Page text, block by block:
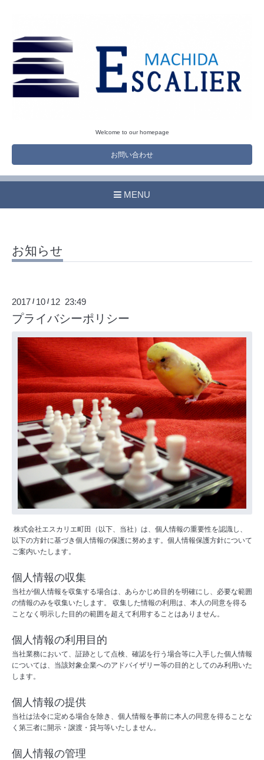
Welcome to our homepage
お問い合わせ
MENU
お知らせ
2017 / 10 / 12 23:49
プライバシーポリシー
株式会社エスカリエ町田（以下、当社）は、個人情報の重要性を認識し、
以下の方針に基づき個人情報の保護に努めます。個人情報保護方針について
ご案内いたします。
個人情報の収集
当社が個人情報を収集する場合は、あらかじめ目的を明確にし、必要な範囲
の情報のみを収集いたします。 収集した情報の利用は、本人の同意を得る
ことなく明示した目的の範囲を超えて利用することはありません。
個人情報の利用目的
当社業務において、証跡として点検、確認を行う場合等に入手した個人情報
については、当該対象企業へのアドバイザリー等の目的としてのみ利用いた
します。
個人情報の提供
当社は法令に定める場合を除き、個人情報を事前に本人の同意を得ることな
く第三者に開示・譲渡・貸与等いたしません。
個人情報の管理